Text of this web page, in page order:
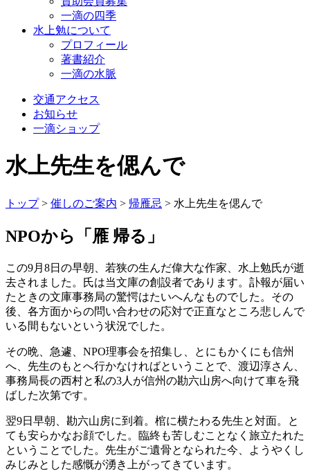
一滴の四季
水上勉について
プロフィール
著書紹介
一滴の水脈
交通アクセス
お知らせ
一滴ショップ
水上先生を偲んで
トップ> 催しのご案内 > 帰雁忌 > 水上先生を偲んで
NPOから「雁 帰る」
この9月8日の早朝、若狭の生んだ偉大な作家、水上勉氏が逝
去されました。氏は当文庫の創設者であります。訃報が届い
たときの文庫事務局の驚愕はたいへんなものでした。その
後、各方面からの問い合わせの応対で正直なところ悲しんで
いる間もないという状況でした。
その晩、急遽、NPO理事会を招集し、とにもかくにも信州
へ、先生のもとへ行かなければということで、渡辺淳さん、
事務局長の西村と私の3人が信州の勘六山房へ向けて車を飛
ばした次第です。
翌9日早朝、勘六山房に到着。棺に横たわる先生と対面。と
ても安らかなお顔でした。臨終も苦しむことなく旅立たれた
ということでした。先生がご遺骨となられた今、ようやくし
みじみとした感慨が湧き上がってきています。